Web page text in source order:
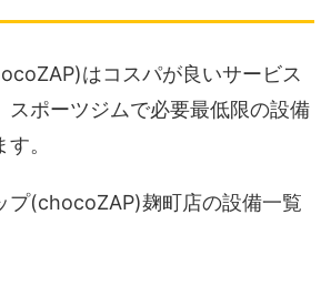
はコスパが良いサービス
スポーツジムで必要最低限の設備
。
プ(chocoZAP)麹町店の設備一覧